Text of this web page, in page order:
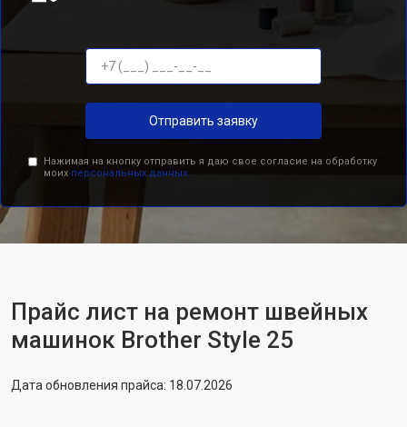
Отправить заявку
Нажимая на кнопку отправить я даю свое согласие на обработку
моих персональных данных.
Прайс лист на ремонт швейных
машинок Brother Style 25
Дата обновления прайса: 18.07.2026